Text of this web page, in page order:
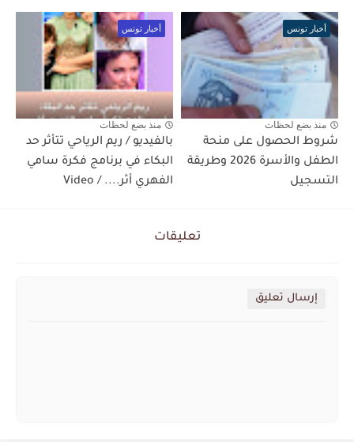
أخبار تونس
منذ بضع لحظات
شروط الحصول على منحة
الطفل والأسرة 2026 وطريقة
التسجيل
أخبار تونس
منذ بضع لحظات
بالفيديو / ريم الرياحي تتأثر حد
البكاء في برنامج فكرة سامي
الفهري أثر.... / Video
تعليقات
إرسال تعليق